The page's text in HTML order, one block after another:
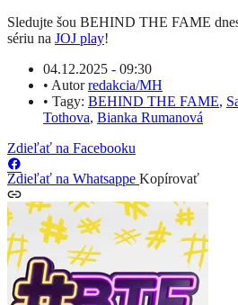
Sledujte šou BEHIND THE FAME
sériu na JOJ play!
04.12.2025 - 09:30
• Autorredakcia/MH
• Tagy: BEHIND THE FAME,
Tothova, Bianka Rumanová
Zdieľať na Facebooku
Zdieľať na Whatsappe Kopírovať